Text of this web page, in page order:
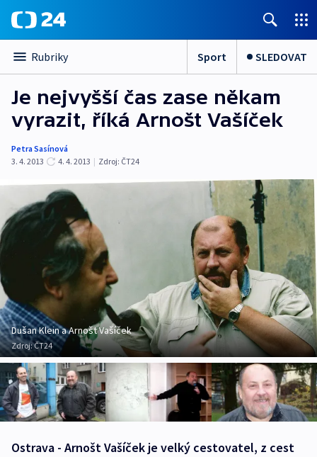
Rubriky Sport SLEDOVAT
Je nejvyšší čas zase někam
vyrazit, říká Arnošt Vašíček
Petra Sasínová
3. 4. 2013
4. 4. 2013 | Zdroj: ČT24
Dušan Klein a Arnošt Vašíček
Zdroj:ČT24
Ostrava - Arnošt Vašíček je velký cestovatel, z cest